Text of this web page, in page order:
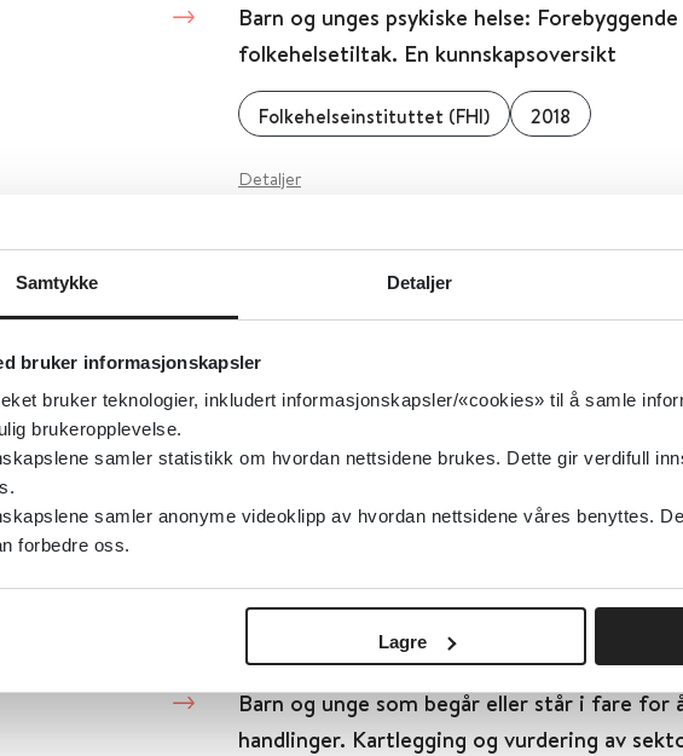
Samtykke Detaljer
bruker informasjonskapsler
bruker teknologier, inkludert informasjonskapsler/«cookies» til å samle
brukeropplevelse.
samler statistikk om hvordan nettsidene brukes. Dette gir verdifull
samler anonyme videoklipp av hvordan nettsidene våres benyttes.
forbedre oss.
Lagre
Barn og unges psykiske helse:
folkehelsetiltak. En kunnskapsoversikt
Folkehelseinstituttet (FHI) 2018
Detaljer
Barn og unges psykiske helse hos FHI
Detaljer
Detaljer
Barn og unge som begår eller står i fare for
handlinger. Kartlegging og vurdering av